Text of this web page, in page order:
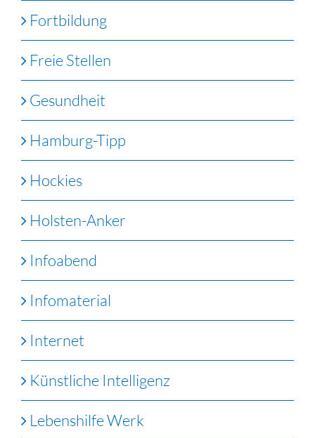
Fortbildung
Freie Stellen
Gesundheit
Hamburg-Tipp
Hockies
Holsten-Anker
Infoabend
Infomaterial
Internet
Künstliche Intelligenz
Lebenshilfe Werk